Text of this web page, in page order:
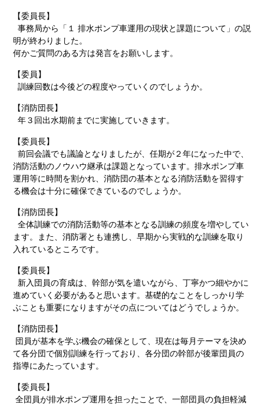
【委員長】
事務局から「１ 排水ポンプ車運用の現状と課題について」の説
明が終わりました。
何かご質問のある方は発言をお願いします。
【委員】
訓練回数は今後どの程度やっていくのでしょうか。
【消防団長】
年３回出水期前までに実施していきます。
【委員長】
前回会議でも議論となりましたが、任期が２年になった中で、
消防活動のノウハウ継承は課題となっています。排水ポンプ車
運用等に時間を割かれ、消防団の基本となる消防活動を習得す
る機会は十分に確保できているのでしょうか。
【消防団長】
全体訓練での消防活動等の基本となる訓練の頻度を増やしてい
ます。また、消防署とも連携し、早期から実戦的な訓練を取り
入れているところです。
【委員長】
新入団員の育成は、幹部が気を遣いながら、丁寧かつ細やかに
進めていく必要があると思います。基礎的なことをしっかり学
ぶことも重要になりますがその点についてはどうでしょうか。
【消防団長】
団員が基本を学ぶ機会の確保として、現在は毎月テーマを決め
て各分団で個別訓練を行っており、各分団の幹部が後輩団員の
指導にあたっています。
【委員長】
全団員が排水ポンプ運用を担ったことで、一部団員の負担軽減